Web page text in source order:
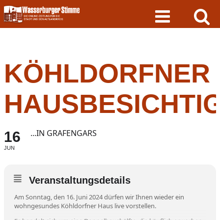
Skip
to
content
KÖHLDORFNER
16
JUN
...IN GRAFENGARS
Veranstaltungsdetails
Am Sonntag, den 16. Juni 2024 dürfen wir Ihnen wieder ein
wohngesundes Köhldorfner Haus live vorstellen.